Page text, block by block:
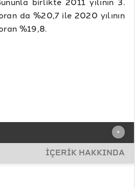
da %20,7 ile 2020 yılının
%19,8.
+
İÇERİK HAKKINDA